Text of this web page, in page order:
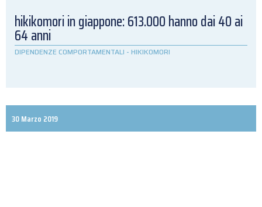
hikikomori in giappone: 613.000 hanno dai 40 ai
64 anni
DIPENDENZE COMPORTAMENTALI - HIKIKOMORI
30 Marzo 2019